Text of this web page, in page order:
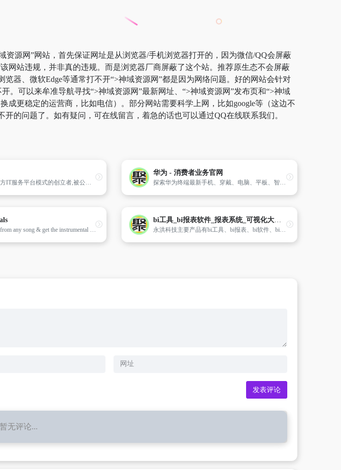
源网”网站，首先保证网址是从浏览器/手机浏览器打开的，因为微信/QQ会屏蔽
网站违规，并非真的违规。而是浏览器厂商屏蔽了这个站。推荐原生态不会屏蔽
器、微软Edge等通常打不开“>神域资源网”都是因为网络问题。好的网站会针对
。可以来牟准导航寻找“>神域资源网”最新网址、“>神域资源网”发布页和“>神域
更稳定的运营商，比如电信）。部分网站需要科学上网，比如google等（这边不
的问题了。如有疑问，可在线留言，着急的话也可以通过QQ在线联系我们。
畅享网,是第三方IT服务平台模式的创立者,被公认为企业级信息技术领域最具影响力的第三方IT服务平台,截止2013年底,畅享网拥有400余万实名制 的注册用户及近2000家经认证的IT厂商,帮助管理人加速职业发展,提供信息化规划、IT总包、供应商选型、IT监理、开发维护外包、评估维权等服 务,为IT厂商提供高价值的企业客户,从而降低IT交易的成本,促进多方共赢,推动我国信息化的发展。畅享网是上海市“专精特新”企业、软件企业、上海市和浦东新区的中小企业公共服务机构,曾多次获得市级及以上的资金支持及“优秀网站”、“隐形冠军”、“创新企业”等荣誉称号。
华为 - 消费者业务官网
探索华为终端最新手机、穿戴、电脑、平板、智慧屏、耳机音箱、全屋智能、路由器，了解相关配件及软件应用，并获取产品服务与支持。
Remove vocals from any song & get the instrumental karaoke track using state of the art AI. FREE (2/day) & no registration.隔离出背景声
bi工具_bi报表软件_报表系统_可视化大数据分析软件-永洪科技
永洪科技主要产品有bi工具、bi报表、bi软件、bi系统、可视化大屏等大数据分析工具,致力于为全球企业提供大数据分析技术产品及服务,依托自主知识产权的一站式大数据分析平台形成完善的产品及服务体系。
暂无评论...